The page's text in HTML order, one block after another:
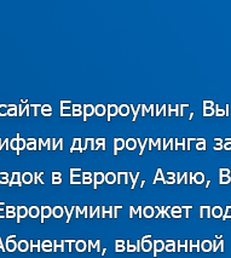
территорию
нас к
к Интернету,
использовать
также
обеспечивает